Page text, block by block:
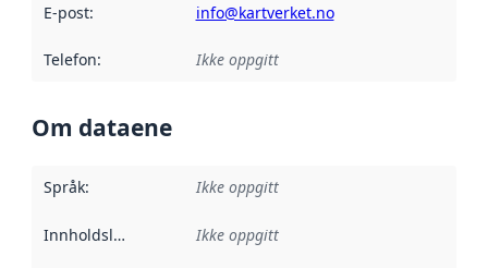
E-post: info@kartverket.no
Telefon: Ikke oppgitt
Om dataene
Språk: Ikke oppgitt
Innholdsleverandører :
Ikke oppgitt